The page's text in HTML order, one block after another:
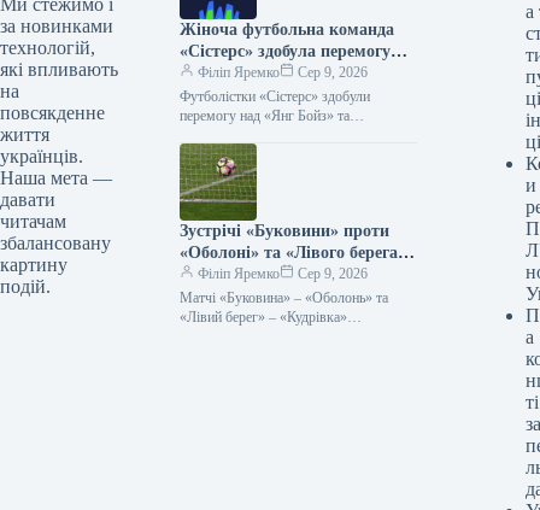
за новинками
технологій,
які впливають
на
повсякденне
життя
українців.
Наша мета —
давати
читачам
збалансовану
картину
подій.
Жіноча футбольна команда
«Сістерс» здобула перемогу
над «Янг Бойз» і вийшла до
Європейського кубка.
Філіп Яремко
Сер 9, 2026
Футболістки «Сістерс» здобули
перемогу над «Янг Бойз» та
08.08.2026 18:17 Укрінформ
Віцечемпіонки України з футболу,…
Зустрічі «Буковини» проти
«Оболоні» та «Лівого берега»
з «Кудрівкою» завершилися
внічию, без забитих м’ячів.
Філіп Яремко
Сер 9, 2026
Матчі «Буковина» – «Оболонь» та
«Лівий берег» – «Кудрівка»
а
ці
и
а